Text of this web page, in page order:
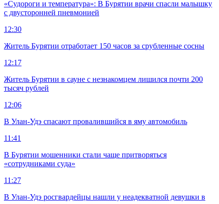
«Судороги и температура»: В Бурятии врачи спасли малышку
с двусторонней пневмонией
12:30
Житель Бурятии отработает 150 часов за срубленные сосны
12:17
Житель Бурятии в сауне с незнакомцем лишился почти 200
тысяч рублей
12:06
В Улан-Удэ спасают провалившийся в яму автомобиль
11:41
В Бурятии мошенники стали чаще притворяться
«сотрудниками суда»
11:27
В Улан-Удэ росгвардейцы нашли у неадекватной девушки в